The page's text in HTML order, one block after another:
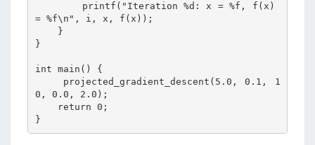
= %f\n", i, x, f(x));
}
int main() {
0, 0.0, 2.0);
}